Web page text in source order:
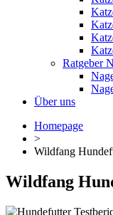
Ratgeber
Über uns
Homepage
>
Wildfang
Wildfang